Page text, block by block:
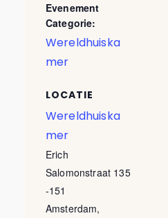
Evenement
Categorie:
Wereldhuiska
mer
LOCATIE
Wereldhuiska
mer
Erich
Salomonstraat 135
-151
Amsterdam,